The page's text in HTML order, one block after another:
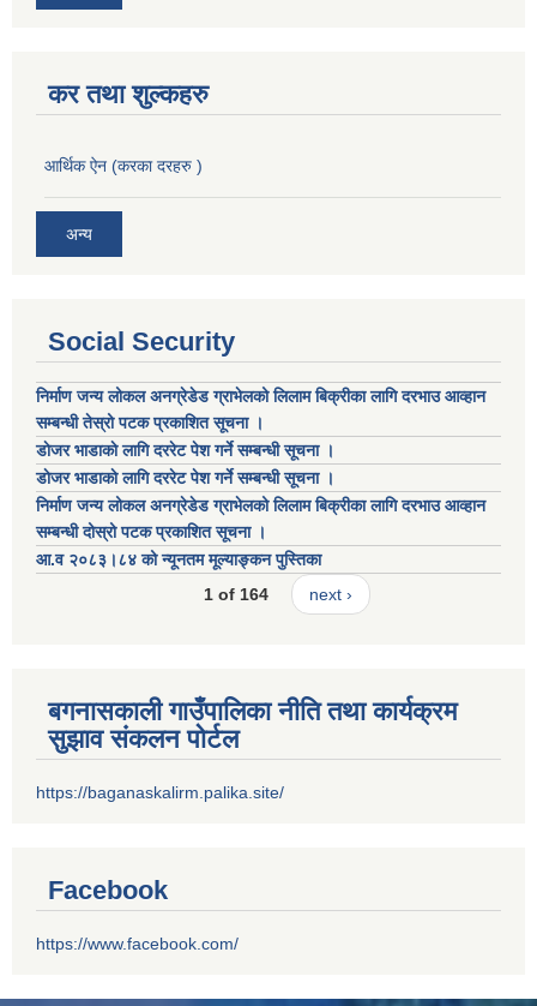
कर तथा शुल्कहरु
आर्थिक ऐन (करका दरहरु )
अन्य
Social Security
निर्माण जन्य लोकल अनग्रेडेड ग्राभेलको लिलाम बिक्रीका लागि दरभाउ आव्हान
सम्बन्धी तेस्रो पटक प्रकाशित सूचना ।
डाेजर भाडाकाे लागि दररेट पेश गर्ने सम्बन्धी सूचना ।
डाेजर भाडाकाे लागि दररेट पेश गर्ने सम्बन्धी सूचना ।
निर्माण जन्य लोकल अनग्रेडेड ग्राभेलको लिलाम बिक्रीका लागि दरभाउ आव्हान
सम्बन्धी दोस्रो पटक प्रकाशित सूचना ।
आ.व २०८३।८४ को न्यूनतम मूल्याङ्कन पुस्तिका
1 of 164
next ›
बगनासकाली गाउँपालिका नीति तथा कार्यक्रम
सुझाव संकलन पोर्टल
https://baganaskalirm.palika.site/
Facebook
https://www.facebook.com/